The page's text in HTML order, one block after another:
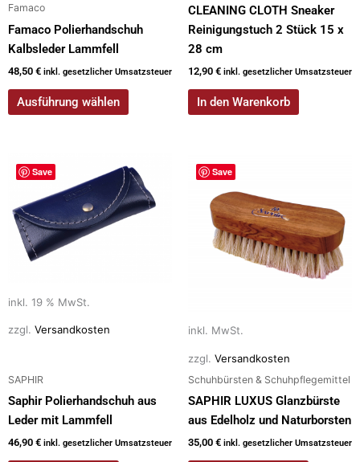
Famaco
Famaco Polierhandschuh
Kalbsleder Lammfell
48,50 € inkl. gesetzlicher Umsatzsteuer
Ausführung wählen
CLEANING CLOTH Sneaker
Reinigungstuch 2 Stück 15 x
28 cm
12,90 € inkl. gesetzlicher Umsatzsteuer
In den Warenkorb
Save
inkl. 19 % MwSt.
zzgl. Versandkosten
SAPHIR
Saphir Polierhandschuh aus
Leder mit Lammfell
46,90 € inkl. gesetzlicher Umsatzsteuer
Save
inkl. MwSt.
zzgl. Versandkosten
Schuhbürsten & Schuhpflegemittel
SAPHIR LUXUS Glanzbürste
aus Edelholz und Naturborsten
35,00 € inkl. gesetzlicher Umsatzsteuer
Dieses
Produkt
weist
mehrere
Varianten
auf
der
Produktseite
gewählt
werden